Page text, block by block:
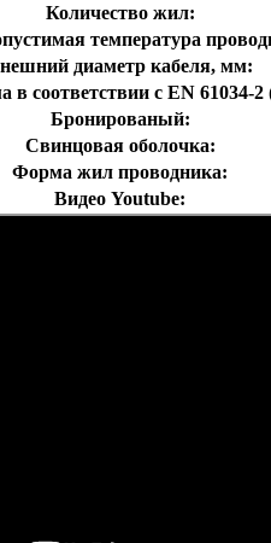
Количество жил:
температура
диаметр кабеля, мм:
соответствии с EN 61034-2
Бронированый:
Свинцовая оболочка:
Форма жил проводника:
Видео Youtube: